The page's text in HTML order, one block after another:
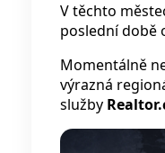
V těchto
poslední době
Momentálně
výrazná
služby